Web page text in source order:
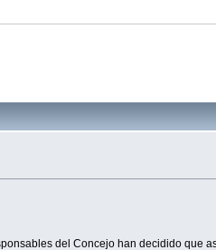
del Concejo han decidido que